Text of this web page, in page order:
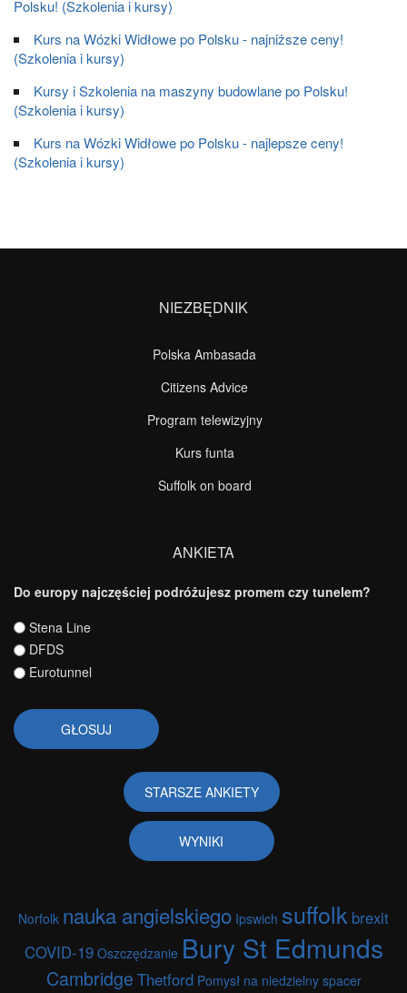
Polsku! (Szkolenia i kursy)
Kurs na Wózki Widłowe po Polsku - najniższe ceny!
(Szkolenia i kursy)
Kursy i Szkolenia na maszyny budowlane po Polsku!
(Szkolenia i kursy)
Kurs na Wózki Widłowe po Polsku - najlepsze ceny!
(Szkolenia i kursy)
NIEZBĘDNIK
Polska Ambasada
Citizens Advice
Program telewizyjny
Kurs funta
Suffolk on board
ANKIETA
Do europy najczęściej podróżujesz promem czy tunelem?
Wybory
Stena Line
DFDS
Eurotunnel
STARSZE ANKIETY
WYNIKI
Norfolk nauka angielskiego Ipswich suffolk brexit
COVID-19 Oszczędzanie Bury St Edmunds
Cambridge Thetford Pomysł na niedzielny spacer